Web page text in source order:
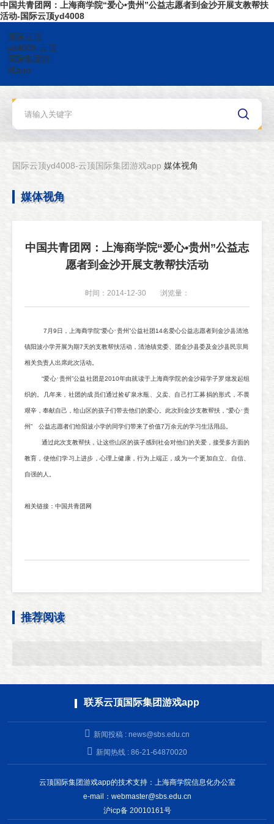
中国共青团网：上海商学院“爱心•贵州”公益志愿者到金沙开展支教帮扶
活动-国际云顶yd4008
国际云顶
yd4008-云顶
国际集团游
戏app
国际云顶yd4008-云顶国际集团游戏app 媒体视角
媒体视角
中国共青团网：上海商学院“爱心•贵州”公益志
愿者到金沙开展支教帮扶活动
时间：2014-12-30 浏览量：
7 月9日，上海商学院“爱心·贵州”公益社团 14名爱心公益志愿者到金沙县清池
镇阳波小学开展为期7天的支教帮扶活动，清池镇党委、团金沙县委及金沙县民宗局
相关负责人出席此次活动。
“爱心·贵州”公益社团是2010年由就读于上海商学院的金沙籍学子罗焮发起组
织的。几年来，社团的成员们通过捡矿泉水瓶、义卖、自己打工募捐的形式，不畏
艰辛，奉献自己，给山区的孩子们带去他们的爱心。此次到金沙支教帮扶， “爱心·贵
州” 公益志愿者们给阳波小学的同学们带来了价值7万余元的学习生活用品。
通过此次支教帮扶，让这些山区的孩子感到社会对他们的关爱，接受多方面的
教育，使他们学习上进步，心理上健康，行为上端正，成为一个更加自立、自信、
自强的人。
相关链接：中国共青团网
推荐阅读
联系云顶国际集团游戏app
新闻投稿 : news@sbs.edu.cn
新闻热线 : 86-21-64870020
云顶国际集团游戏app的技术支持：上海商学院信息化办公室
e-mail： webmaster@sbs.edu.cn
沪icp备 20010161号